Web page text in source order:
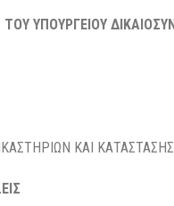
ΥΠΟΥΡΓΕΙΟΥ
ΚΑΙ